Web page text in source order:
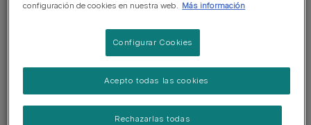
La sal aporta algunos de los
minerales esenciales (como
sodio y cloruro) que tu mascota
necesita cada día para el buen
funcionamiento general de su
metabolismo.
configuración de cookies en nuestra web. Más información
Configurar Cookies
Rechazarlas todas
Acepto todas las cookies